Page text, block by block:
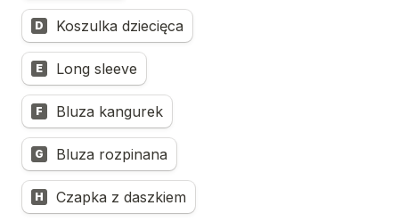
D Koszulka dziecięca
E Long sleeve
F Bluza kangurek
G Bluza rozpinana
H Czapka z daszkiem